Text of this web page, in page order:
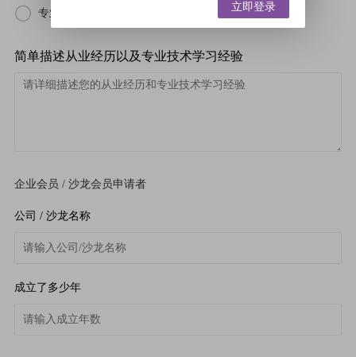
专业造型师会员 基本会员
简单描述从业经历以及专业技术学习经验
企业会员 / 沙龙会员申请者
公司 / 沙龙名称
成立了多少年
立即登录